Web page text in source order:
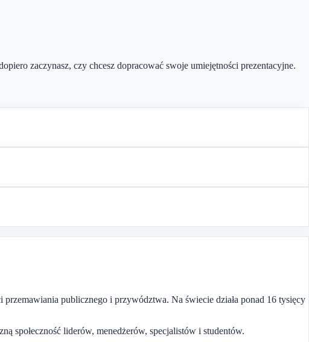
zaczynasz, czy chcesz dopracować swoje umiejętności prezentacyjne.
publicznego i przywództwa. Na świecie działa ponad 16 tysięcy
społeczność liderów, menedżerów, specjalistów i studentów.